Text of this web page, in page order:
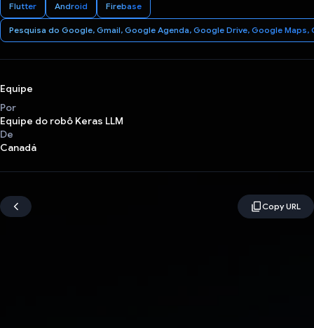
Flutter Android Firebase
Pesquisa do Google, Gmail, Google Agenda, Google Drive, Google Maps,
Equipe
Por
Equipe do robô Keras LLM
De
Canadá